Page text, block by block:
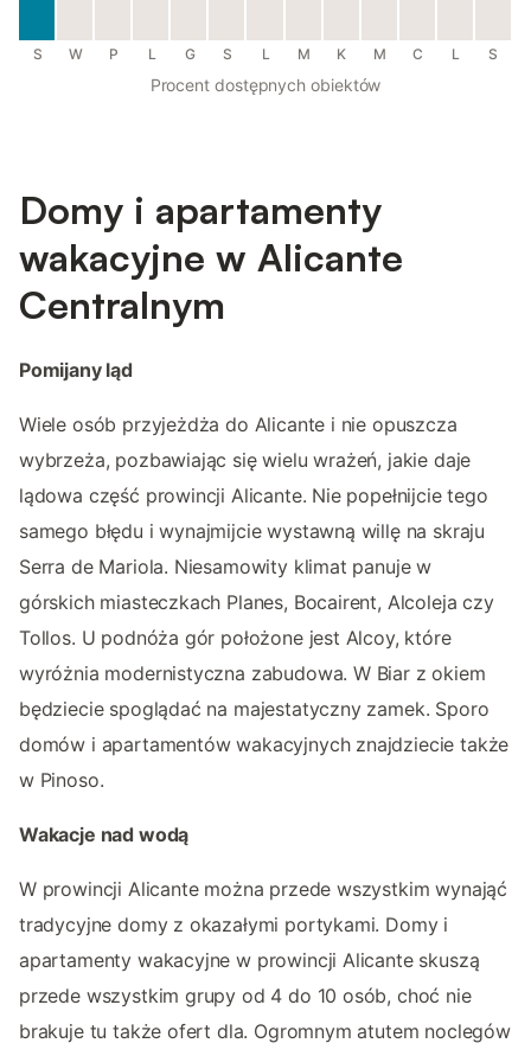
S W P L G S L M K M C L S
Procent dostępnych obiektów
Domy i apartamenty
wakacyjne w Alicante
Centralnym
Pomijany ląd
Wiele osób przyjeżdża do Alicante i nie opuszcza
wybrzeża, pozbawiając się wielu wrażeń, jakie daje
lądowa część prowincji Alicante. Nie popełnijcie tego
samego błędu i wynajmijcie wystawną willę na skraju
Serra de Mariola. Niesamowity klimat panuje w
górskich miasteczkach Planes, Bocairent, Alcoleja czy
Tollos. U podnóża gór położone jest Alcoy, które
wyróżnia modernistyczna zabudowa. W Biar z okiem
będziecie spoglądać na majestatyczny zamek. Sporo
domów i apartamentów wakacyjnych znajdziecie także
w Pinoso.
Wakacje nad wodą
W prowincji Alicante można przede wszystkim wynająć
tradycyjne domy z okazałymi portykami. Domy i
apartamenty wakacyjne w prowincji Alicante skuszą
przede wszystkim grupy od 4 do 10 osób, choć nie
brakuje tu także ofert dla. Ogromnym atutem noclegów